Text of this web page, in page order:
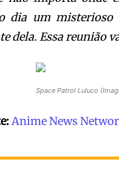
dia um misterioso
dela. Essa reunião
Space Patrol Luluco
Anime News